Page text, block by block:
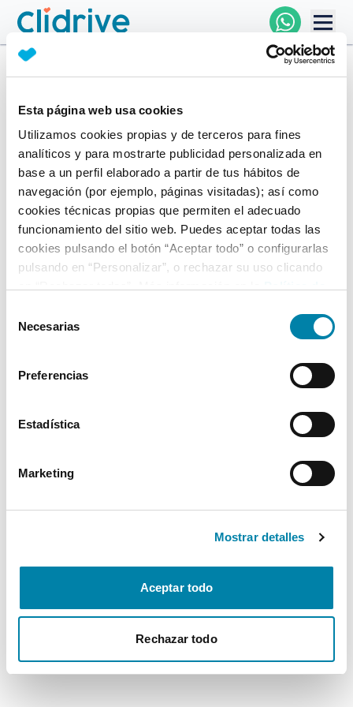
Esta página web usa cookies
Utilizamos cookies propias y de terceros para fines
analíticos y para mostrarte publicidad personalizada en
base a un perfil elaborado a partir de tus hábitos de
navegación (por ejemplo, páginas visitadas); así como
cookies técnicas propias que permiten el adecuado
funcionamiento del sitio web. Puedes aceptar todas las
cookies pulsando el botón “Aceptar todo” o configurarlas
pulsando en “Personalizar”, o rechazar su uso clicando
Necesarias
Preferencias
Estadística
Marketing
Mostrar detalles
Aceptar todo
Rechazar todo
Comprar Coche
Profesional
Particular
Financiación
Clidrive